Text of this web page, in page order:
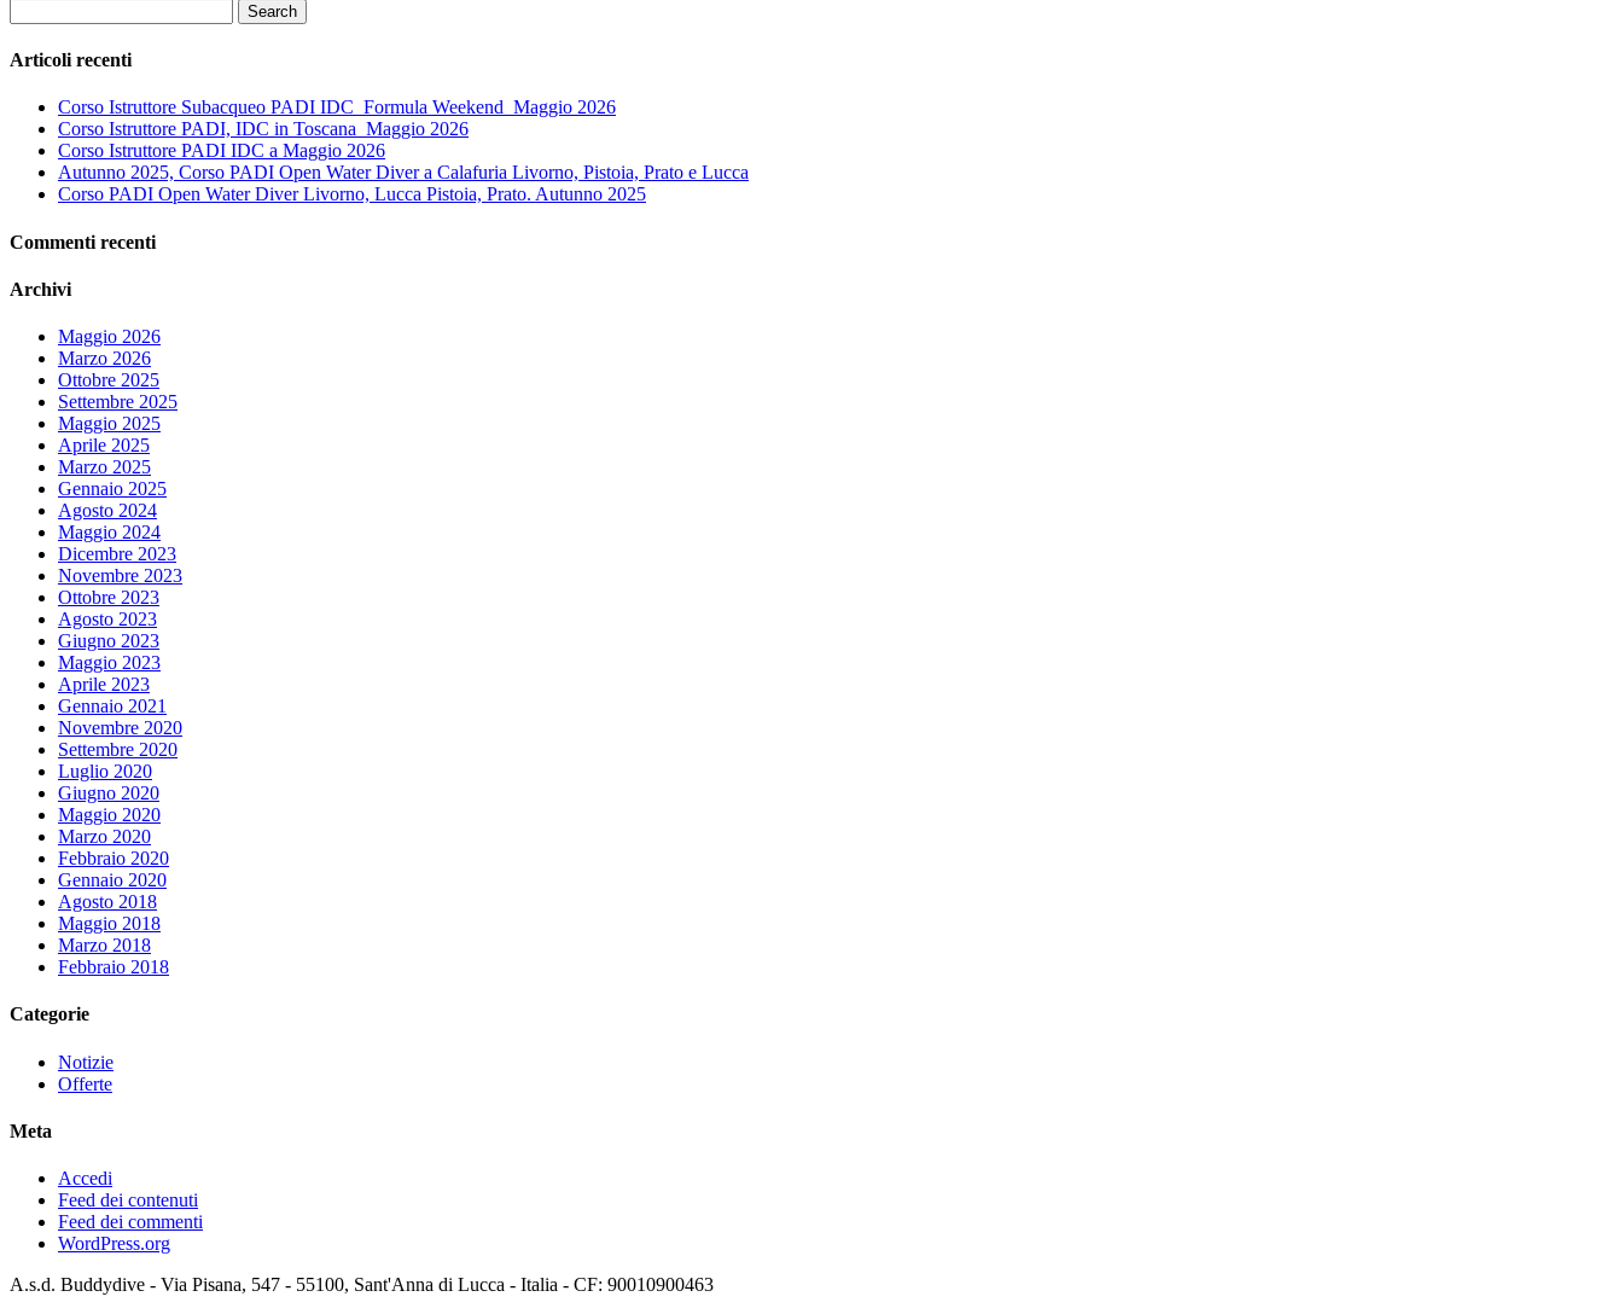
Search
Articoli recenti
Corso Istruttore Subacqueo PADI IDC_Formula Weekend_Maggio 2026
Corso Istruttore PADI, IDC in Toscana_Maggio 2026
Corso Istruttore PADI IDC a Maggio 2026
Autunno 2025, Corso PADI Open Water Diver a Calafuria Livorno, Pistoia, Prato e Lucca
Corso PADI Open Water Diver Livorno, Lucca Pistoia, Prato. Autunno 2025
Commenti recenti
Archivi
Maggio 2026
Marzo 2026
Ottobre 2025
Settembre 2025
Maggio 2025
Aprile 2025
Marzo 2025
Gennaio 2025
Agosto 2024
Maggio 2024
Dicembre 2023
Novembre 2023
Ottobre 2023
Agosto 2023
Giugno 2023
Maggio 2023
Aprile 2023
Gennaio 2021
Novembre 2020
Settembre 2020
Luglio 2020
Giugno 2020
Maggio 2020
Marzo 2020
Febbraio 2020
Gennaio 2020
Agosto 2018
Maggio 2018
Marzo 2018
Febbraio 2018
Categorie
Notizie
Offerte
Meta
Accedi
Feed dei contenuti
Feed dei commenti
WordPress.org
A.s.d. Buddydive - Via Pisana, 547 - 55100, Sant'Anna di Lucca - Italia - CF: 90010900463